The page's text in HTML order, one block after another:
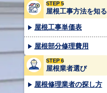
STEP 5
屋根工事方法を知る
屋根工事単価表
屋根部分修理費用
STEP 6
屋根業者選び
屋根修理業者の探し方